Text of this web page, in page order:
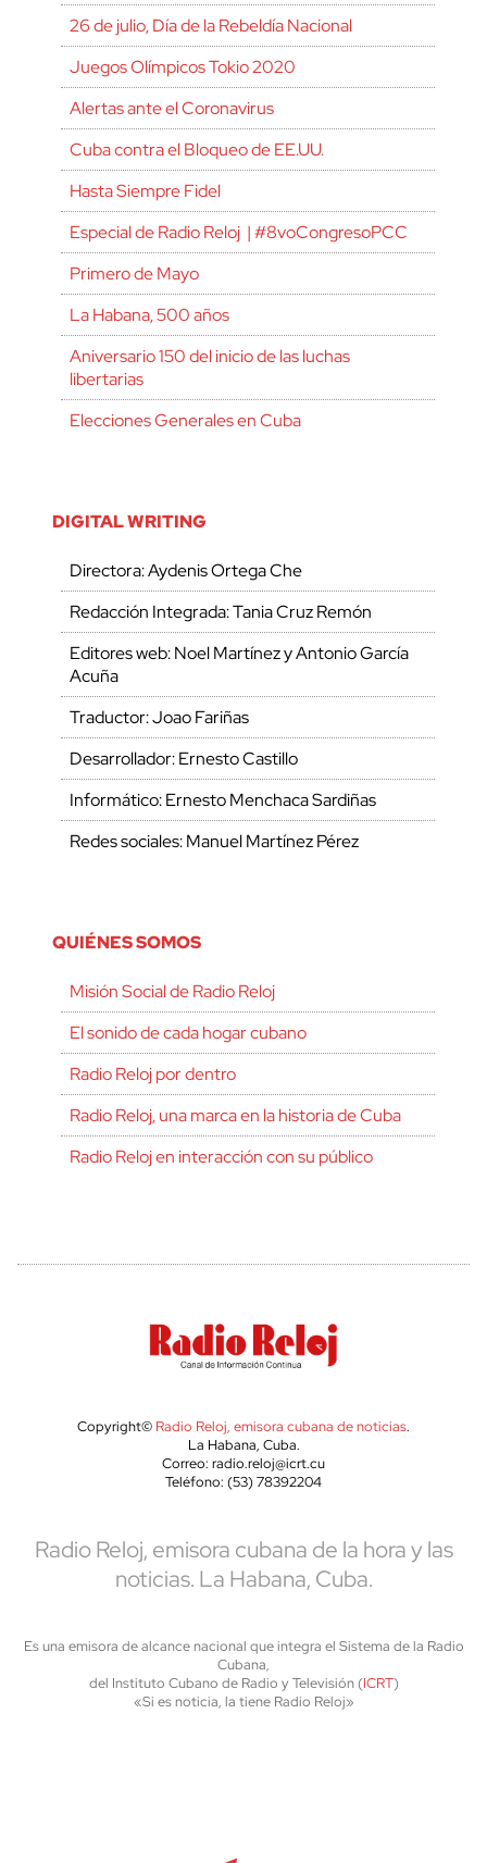
26 de julio, Día de la Rebeldía Nacional
Juegos Olímpicos Tokio 2020
Alertas ante el Coronavirus
Cuba contra el Bloqueo de EE.UU.
Hasta Siempre Fidel
Especial de Radio Reloj | #8voCongresoPCC
Primero de Mayo
La Habana, 500 años
Aniversario 150 del inicio de las luchas
libertarias
Elecciones Generales en Cuba
DIGITAL WRITING
Directora: Aydenis Ortega Che
Redacción Integrada: Tania Cruz Remón
Editores web: Noel Martínez y Antonio García
Acuña
Traductor: Joao Fariñas
Desarrollador: Ernesto Castillo
Informático: Ernesto Menchaca Sardiñas
Redes sociales: Manuel Martínez Pérez
QUIÉNES SOMOS
Misión Social de Radio Reloj
El sonido de cada hogar cubano
Radio Reloj por dentro
Radio Reloj, una marca en la historia de Cuba
Radio Reloj en interacción con su público
Copyright© Radio Reloj, emisora cubana de noticias.
La Habana, Cuba.
Correo: radio.reloj@icrt.cu
Teléfono: (53) 78392204
Radio Reloj, emisora cubana de la hora y las
noticias. La Habana, Cuba.
Es una emisora de alcance nacional que integra el Sistema de la Radio
Cubana,
del Instituto Cubano de Radio y Televisión (ICRT)
«Si es noticia, la tiene Radio Reloj»